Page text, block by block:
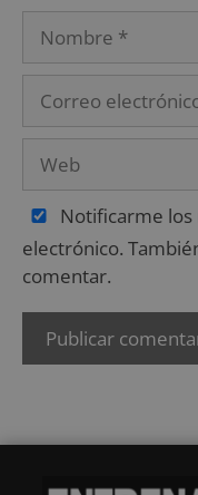
Notificarme
electrónico.
comentar.